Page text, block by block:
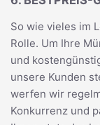
So wie vieles im
Rolle. Um Ihre
und
unsere Kunden
werfen wir
Konkurrenz und